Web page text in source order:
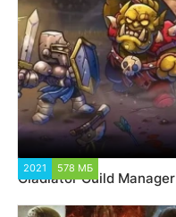
2021 578 МБ
Gladiator Guild Manager